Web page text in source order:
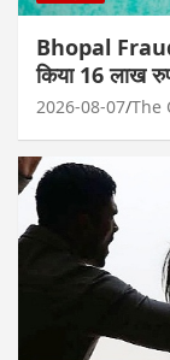
Bhopal Fraud
किया 16 लाख
2026-08-07 The